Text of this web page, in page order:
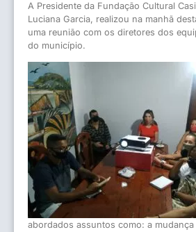
A Presidente da Fundação Cultural
Luciana Garcia, realizou na manhã
uma reunião com os diretores dos
do município.
abordados assuntos como: a